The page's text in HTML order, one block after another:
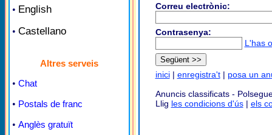
• English
• Castellano
Altres serveis
• Chat
• Postals de franc
• Anglès gratuït
Correu electrònic:
Contrasenya:
L'has
inici| enregistra't| posa un
Anuncis classificats -
Llig les condicions d'ús| els